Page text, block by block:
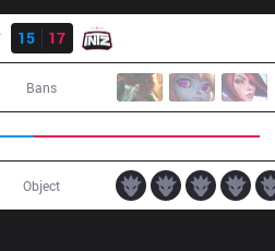
15
17
Bans
Object